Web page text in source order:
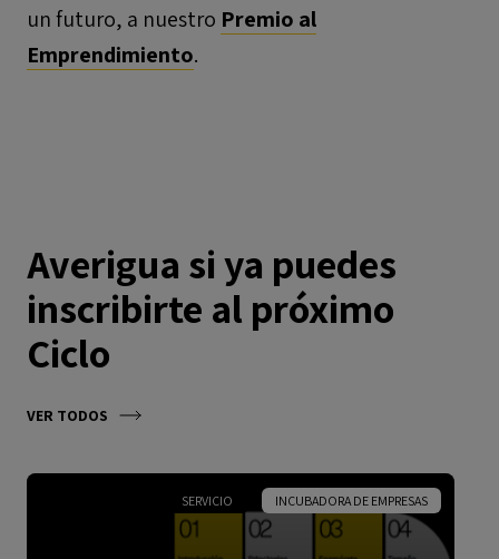
un futuro, a nuestro Premio al
Emprendimiento.
Averigua si ya puedes
inscribirte al próximo
Ciclo
VER TODOS
SERVICIO INCUBADORA DE EMPRESAS